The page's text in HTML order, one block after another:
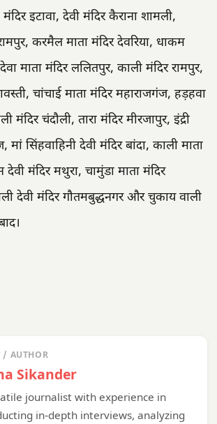
मंदिर इटावा, देवी मंदिर कैराना शामली,
करमैल माता मंदिर देवरिया, धाकम
माता मंदिर ललितपुर, काली मंदिर रामपुर,
चांचाई माता मंदिर महाराजगंज, हड़हवा
मंदिर चंदौली, तारा मंदिर मीरजापुर, इंद्री
मां सिंहवाहिनी देवी मंदिर बांदा, काली माता
देवी मंदिर मथुरा, चामुंडा माता मंदिर
देवी मंदिर गौतमबुद्धनगर और चुकाय वाली
AUTHOR
Sikander
journalist with experience in
in-depth interviews, analyzing